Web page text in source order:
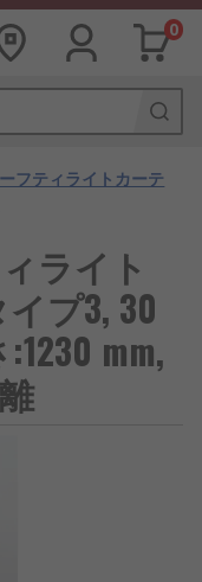
0
フティライトカーテ
ライト
プ3, 30
mm,